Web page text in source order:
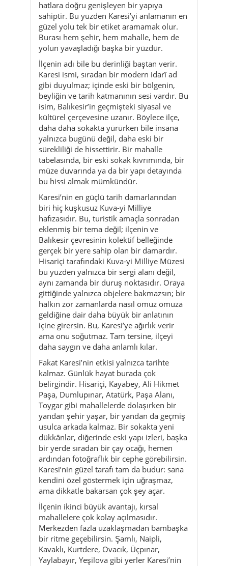
İlçenin adı bile bu derinliği baştan verir.
Karesi ismi, sıradan bir modern idarî ad
gibi duyulmaz; içinde eski bir bölgenin,
beyliğin ve tarih katmanının sesi vardır. Bu
isim, Balıkesir’in geçmişteki siyasal ve
kültürel çerçevesine uzanır. Böylece ilçe,
daha daha sokakta yürürken bile insana
yalnızca bugünü değil, daha eski bir
sürekliliği de hissettirir. Bir mahalle
tabelasında, bir eski sokak kıvrımında, bir
müze duvarında ya da bir yapı detayında
bu hissi almak mümkündür.
Karesi’nin en güçlü tarih damarlarından
biri hiç kuşkusuz Kuva-yi Milliye
hafızasıdır. Bu, turistik amaçla sonradan
eklenmiş bir tema değil; ilçenin ve
Balıkesir çevresinin kolektif belleğinde
gerçek bir yere sahip olan bir damardır.
Hisariçi tarafındaki Kuva-yi Milliye Müzesi
bu yüzden yalnızca bir sergi alanı değil,
aynı zamanda bir duruş noktasıdır. Oraya
gittiğinde yalnızca objelere bakmazsın; bir
halkın zor zamanlarda nasıl omuz omuza
geldiğine dair daha büyük bir anlatının
içine girersin. Bu, Karesi’ye ağırlık verir
ama onu soğutmaz. Tam tersine, ilçeyi
daha saygın ve daha anlamlı kılar.
Fakat Karesi’nin etkisi yalnızca tarihte
kalmaz. Günlük hayat burada çok
belirgindir. Hisariçi, Kayabey, Ali Hikmet
Paşa, Dumlupınar, Atatürk, Paşa Alanı,
Toygar gibi mahallelerde dolaşırken bir
yandan şehir yaşar, bir yandan da geçmiş
usulca arkada kalmaz. Bir sokakta yeni
dükkânlar, diğerinde eski yapı izleri, başka
bir yerde sıradan bir çay ocağı, hemen
ardından fotoğraflık bir cephe görebilirsin.
Karesi’nin güzel tarafı tam da budur: sana
kendini özel göstermek için uğraşmaz,
ama dikkatle bakarsan çok şey açar.
İlçenin ikinci büyük avantajı, kırsal
mahallelere çok kolay açılmasıdır.
Merkezden fazla uzaklaşmadan bambaşka
bir ritme geçebilirsin. Şamlı, Naipli,
Kavaklı, Kurtdere, Ovacık, Üçpınar,
Yaylabayır, Yeşilova gibi yerler Karesi’nin
yalnızca merkezden ibaret olmadığını
açıkça gösterir. Bu mahallelerde yol daha
sakin, bakış daha geniş, gün daha yavaş
akar. Böylece Karesi, aynı gün içinde bir
müze, bir tarihi sokak, bir mahalle pazarı